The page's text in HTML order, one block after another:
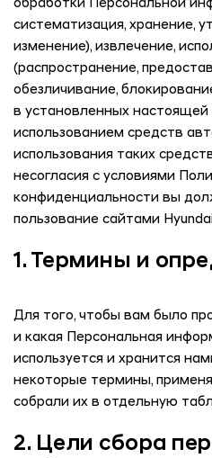
обработки Персональной
систематизация, хранение,
изменение), извлечение,
(распространение,
обезличивание,
в установленных настоящей
использованием средств
использования таких
несогласия с условиями
конфиденциальности вы
пользование сайтами
1. Термины и
Для того, чтобы вам было
и какая Персональная
используется и хранится
некоторые термины,
собрали их в отдельную
2. Цели сбора